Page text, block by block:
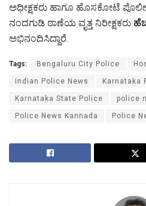
ಅಧೀಕ್ಷಕರು ಹಾಗೂ ಹೊಸಕೋಟೆ
ನಂದಗುಡಿ ಠಾಣೆಯ ವೃತ್ತ ನಿರೀಕ್ಷಕರು
ಅಭಿನಂದಿಸಿದ್ದಾರೆ.
Tags: Bengaluru City Police
Indian Police News Karnataka
Karnataka State Police police
Police News Kannada Police